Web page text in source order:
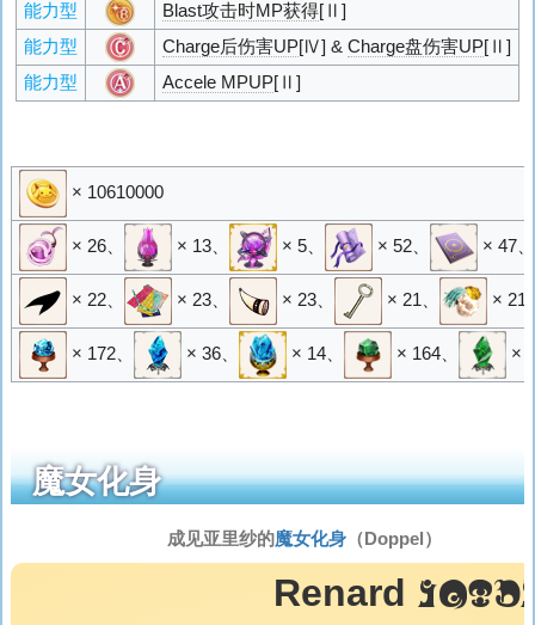
能力型
Blast攻击时MP获得[Ⅱ]
能力型
Charge后伤害UP[Ⅳ] & Charge盘伤害UP[Ⅱ]
能力型
Accele MPUP[Ⅱ]
× 10610000
× 26、 × 13、 × 5、 × 52、 × 47、
× 22、 × 23、 × 23、 × 21 × 21
× 172、 × 36、 × 14、 × 164、 ×
魔女化身
成见亚里纱的魔女化身（Doppel）
Renard